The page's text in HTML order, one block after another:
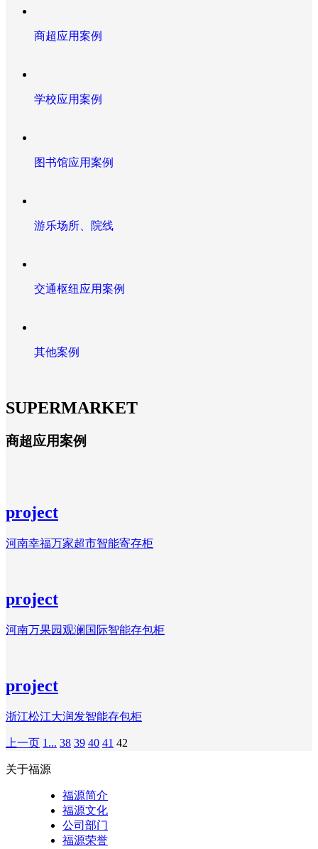
商超应用案例
学校应用案例
图书馆应用案例
游乐场所、院线
交通枢纽应用案例
其他案例
SUPERMARKET
商超应用案例
project
河南幸福万家超市智能寄存柜
project
河南万果园观澜国际智能存包柜
project
浙江松江大润发智能存包柜
上一页 1... 38 39 40 41 42
关于福源
福源简介
福源文化
公司部门
福源荣誉